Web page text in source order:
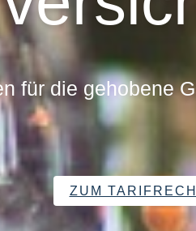
für die gehobene
ZUM